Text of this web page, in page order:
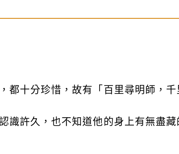
禪
(精
版)
十分珍惜，故有「百里尋明師，千
識許久，也不知道他的身上有無盡